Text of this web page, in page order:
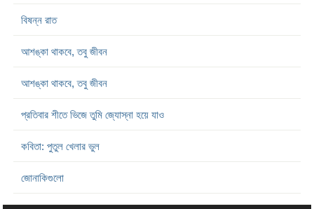
বিষন্ন রাত
আশঙ্কা থাকবে, তবু জীবন
আশঙ্কা থাকবে, তবু জীবন
প্রতিবার শীতে ভিজে তুমি জ্যোস্না হয়ে যাও
কবিতা: পুতুল খেলার ভুল
জোনাকিগুলো